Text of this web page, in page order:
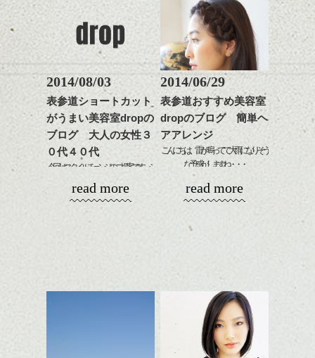
で柔らかさをプラスする
のも良いですね。
またクセ毛の方は質感調
整のストレートパーマで
髪質改善すると
更に扱いやすくなるので
おすすめです。
いつものスタイリングが
ドライした後オイルやワ
ックスをなじませるだけ
に。
これからのスタイルチェ
ンジの事、髪質に合った
質感をかるくととのえな
がら耳かけアレンジする
のも良い感じです。
これからのスタイルチェ
ンジ、似合うカラーリン
グの事やお手入れ方法な
ど
是非なんでもご相談して
下さいね。
シバタ
ベージュ系等の肌を綺麗
に見せる効果のあるカラ
ーリングをプラスして透
明感を表現すると
って毎日のお手入れも簡
単になりますよ。
ワックスとオイル、バー
ナチュラルなベージュカ
ラーで全体にツヤと透明
感をプラスして
質感も綺麗に見せやす
く。
スタイリング方法は全体
をドライした後、
ワックスとオイルを混ぜ
ながらもみこみ、なじま
せます。
質感をかるくととのえな
がら耳かけアレンジする
のも良い感じです。
ンジ、似合うカラーリン
2014/08/03
表参道ショートカット
がうまい美容室dropの
ブログ 大人の女性３
０代４０代
今回はスタイルチェンジのご提案です。シ
ョートにチャレンジしたい方や、短めでも
雰囲気をかえたい方に必見です。
read more
2014/06/29
表参道おすすめ美容室
dropのブログ 簡単ヘ
アアレンジ
こんにちは、雷が鳴ってて大雨になりそう
な予感がしますね・・・
そんな時は簡単アレンジして気分をあげま
湿気に負けない、顔周りを編みこんだアレ
read more